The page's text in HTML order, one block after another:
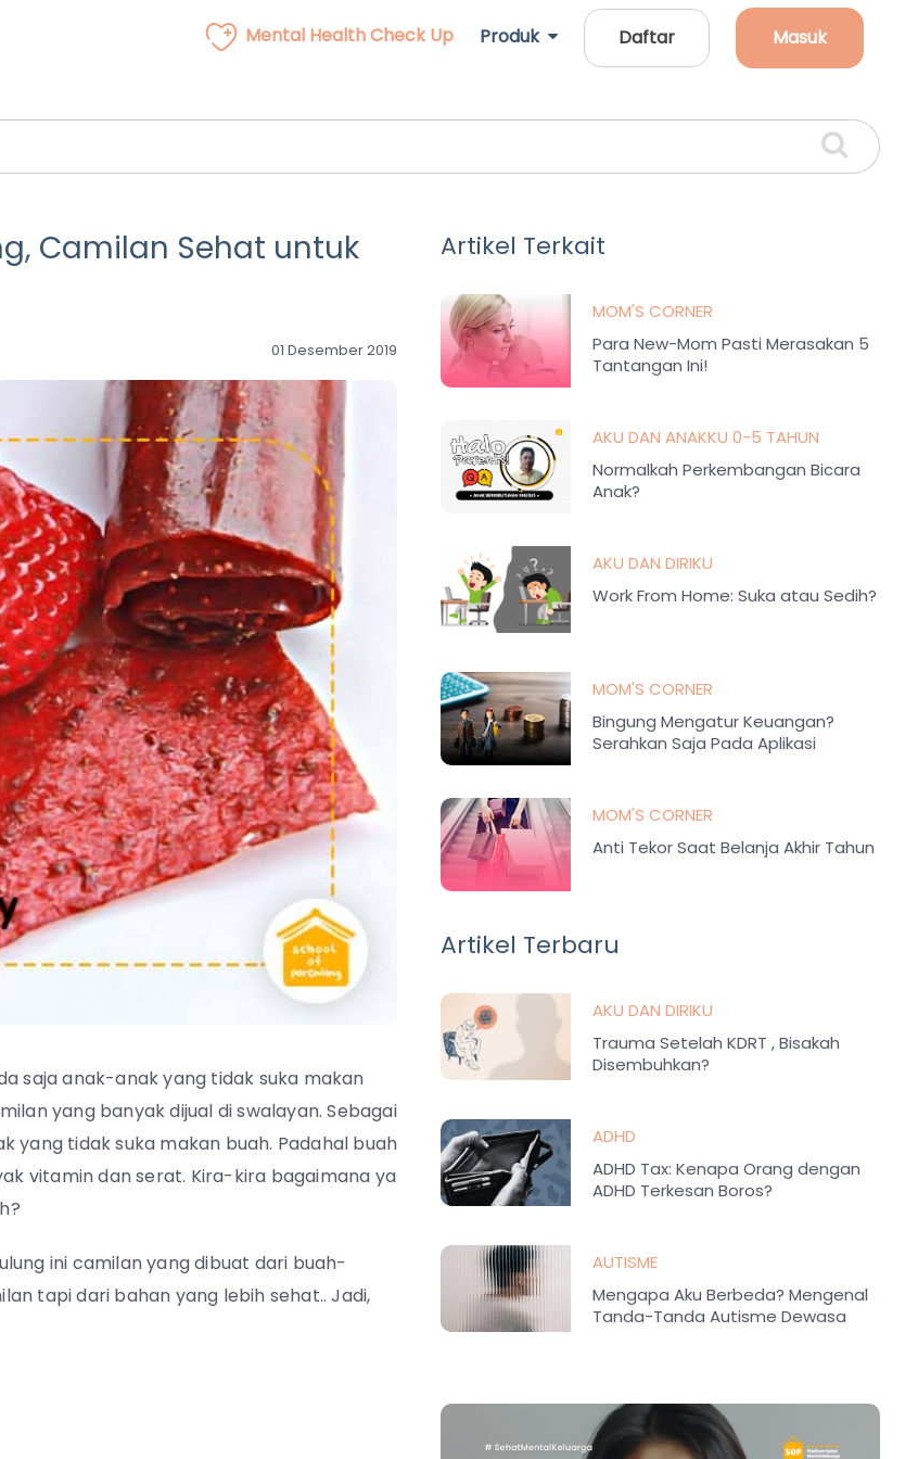
Mental Health Check Up Produk Daftar Masuk
Camilan Sehat untuk
01 Desember 2019
saja anak-anak yang tidak suka makan
yang banyak dijual di swalayan. Sebagai
yang tidak suka makan buah. Padahal buah
vitamin dan serat. Kira-kira bagaimana ya
ini camilan yang dibuat dari buah-
tapi dari bahan yang lebih sehat.. Jadi,
Artikel Terkait
MOM'S CORNER
Para New-Mom Pasti Merasakan 5
Tantangan Ini!
AKU DAN ANAKKU 0-5 TAHUN
Normalkah Perkembangan Bicara
Anak?
AKU DAN DIRIKU
Work From Home: Suka atau Sedih?
MOM'S CORNER
Bingung Mengatur Keuangan?
Serahkan Saja Pada Aplikasi
MOM'S CORNER
Anti Tekor Saat Belanja Akhir Tahun
Artikel Terbaru
AKU DAN DIRIKU
Trauma Setelah KDRT , Bisakah
Disembuhkan?
ADHD
ADHD Tax: Kenapa Orang dengan
ADHD Terkesan Boros?
AUTISME
Mengapa Aku Berbeda? Mengenal
Tanda-Tanda Autisme Dewasa